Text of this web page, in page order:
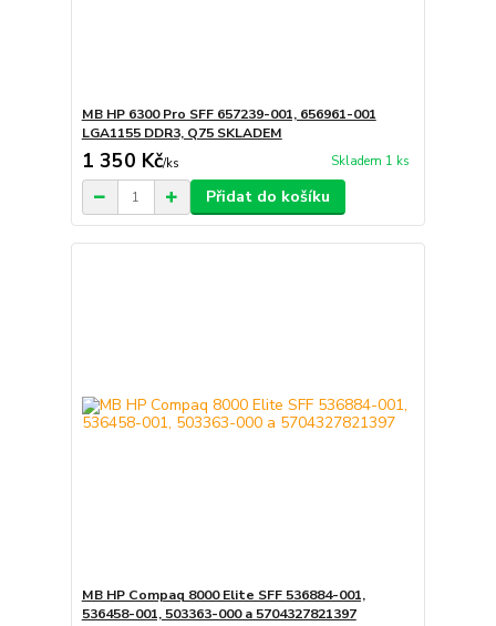
MB HP 6300 Pro SFF 657239-001, 656961-001
LGA1155 DDR3, Q75 SKLADEM
1 350 Kč/ks Skladem 1 ks
Přidat do košíku
MB HP Compaq 8000 Elite SFF 536884-001,
536458-001, 503363-000 a 5704327821397